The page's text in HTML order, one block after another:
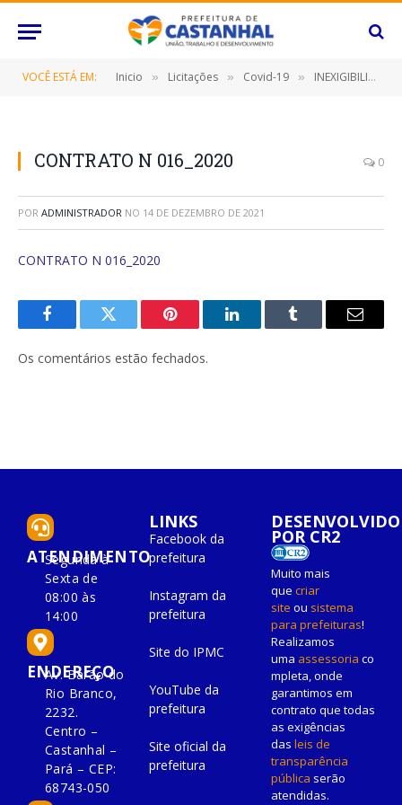
VOCÊ ESTÁ EM: Inicio » Licitações » Covid-19 » INEXIGIBILIDADE Nº 020/2020 (SELEÇÃO DE 100 (CEM) PRODUTOS DE CONTEÚDOS ARTÍSTICO-CULTURAIS EM FORMATO DIGITAL, COM APRESENTAÇÕES VIA LIVE OU VÍDEO INÉDITO PRÉ-PRODUZIDO, QUE COMPORÃO A PROGRAMAÇÃO ESPECIAL DE DIFUSÃO DA CULTURA NO CONTEXTO DO ENFRENTAMENTO AO COVID-19)
CONTRATO N 016_2020 0
POR ADMINISTRADOR NO 14 DE DEZEMBRO DE 2021
CONTRATO N 016_2020
FacebookTwitter Pinterest O
Tumblr
E-
Os comentários estão fechados.
ATENDIMENTO
Segunda à
Sexta de
08:00 às
14:00
ENDEREÇO
Av. Barão do
Rio Branco,
2232.
Centro –
Castanhal –
Pará – CEP:
68743-050
LINKS
Facebook da
prefeitura
Instagram da
prefeitura
Site do IPMC
YouTube da
prefeitura
Site oficial da
prefeitura
DESENVOLVIDO
POR CR2
Muito mais
que criar
site ou sistema
para prefeituras!
Realizamos
uma assessoria co
mpleta, onde
garantimos em
contrato que todas
as exigências
das leis de
transparência
pública serão
atendidas.